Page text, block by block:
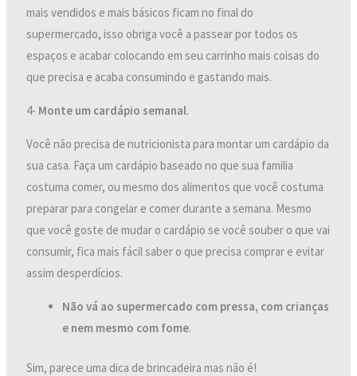
mais vendidos e mais básicos ficam no final do
supermercado, isso obriga você a passear por todos os
espaços e acabar colocando em seu carrinho mais coisas do
que precisa e acaba consumindo e gastando mais.
4- Monte um cardápio semanal.
Você não precisa de nutricionista para montar um cardápio da
sua casa. Faça um cardápio baseado no que sua familia
costuma comer, ou mesmo dos alimentos que você costuma
preparar para congelar e comer durante a semana. Mesmo
que você goste de mudar o cardápio se você souber o que vai
consumir, fica mais fácil saber o que precisa comprar e evitar
assim desperdícios.
Não vá ao supermercado com pressa, com crianças
e nem mesmo com fome.
Sim, parece uma dica de brincadeira mas não é!